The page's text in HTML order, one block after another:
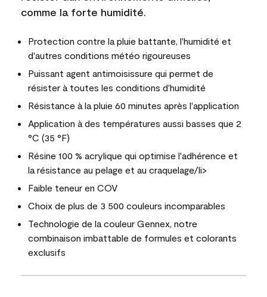
comme la forte humidité.
Protection contre la pluie battante, l'humidité et
d'autres conditions météo rigoureuses
Puissant agent antimoisissure qui permet de
résister à toutes les conditions d'humidité
Résistance à la pluie 60 minutes après l'application
Application à des températures aussi basses que 2
°C (35 °F)
Résine 100 % acrylique qui optimise l'adhérence et
la résistance au pelage et au craquelage/li>
Faible teneur en COV
Choix de plus de 3 500 couleurs incomparables
Technologie de la couleur Gennex, notre
combinaison imbattable de formules et colorants
exclusifs